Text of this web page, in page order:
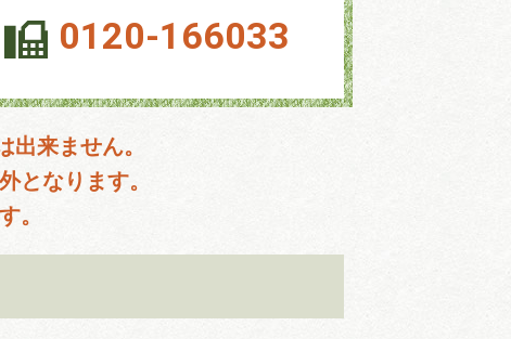
0120-166033
来ません。
となります。
。